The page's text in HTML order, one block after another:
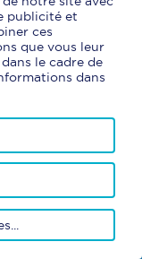
publicité et
ces
que vous leur
le cadre de
dans